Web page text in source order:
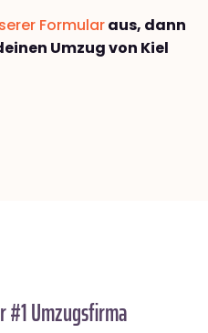
Formularaus, dann
Umzug von Kiel
#1 Umzugsfirma